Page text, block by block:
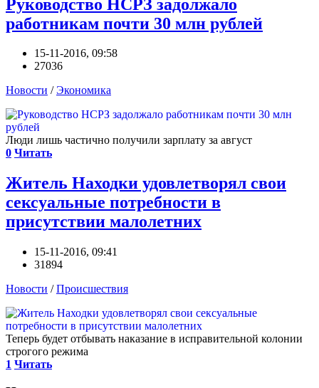
Руководство НСРЗ задолжало
работникам почти 30 млн рублей
15-11-2016, 09:58
27036
Новости /Экономика
Люди лишь частично получили зарплату за август
0 Читать
Житель Находки удовлетворял свои
сексуальные потребности в
присутствии малолетних
15-11-2016, 09:41
31894
Новости /Происшествия
Теперь будет отбывать наказание в исправительной колонии
строгого режима
1 Читать